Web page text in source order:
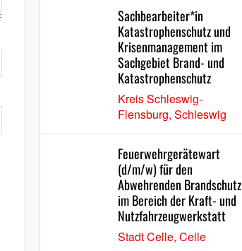
Sachbearbeiter*in
Katastrophenschutz und
Krisenmanagement im
Sachgebiet Brand- und
Katastrophenschutz
Kreis Schleswig-
Flensburg, Schleswig
Feuerwehrgerätewart
(d/m/w) für den
Abwehrenden Brandschutz
im Bereich der Kraft- und
Nutzfahrzeugwerkstatt
Stadt Celle, Celle